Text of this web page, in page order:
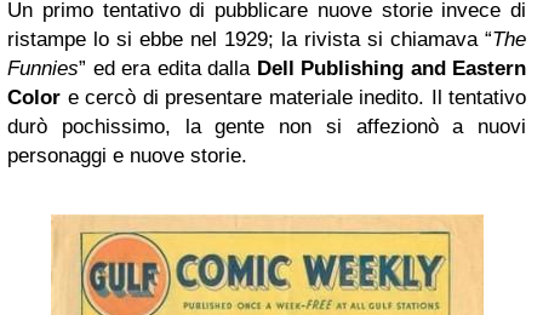
Un primo tentativo di pubblicare nuove storie invece di
ristampe lo si ebbe nel 1929; la rivista si chiamava “The
Funnies” ed era edita dalla Dell Publishing and Eastern
Color e cercò di presentare materiale inedito. Il tentativo
durò pochissimo, la gente non si affezionò a nuovi
personaggi e nuove storie.